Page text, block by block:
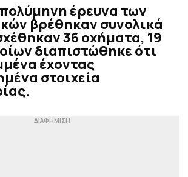
έρευνα των
βρέθηκαν συνολικά
36 οχήματα, 19
διαπιστώθηκε ότι
έχοντας
στοιχεία